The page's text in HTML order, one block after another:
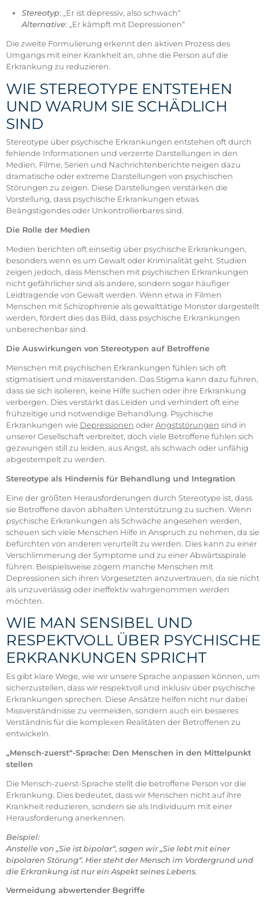
Stereotyp: „Er ist depressiv, also schwach“
Alternative: „Er kämpft mit Depressionen“
Die zweite Formulierung erkennt den aktiven Prozess des
Umgangs mit einer Krankheit an, ohne die Person auf die
Erkrankung zu reduzieren.
WIE STEREOTYPE ENTSTEHEN
UND WARUM SIE SCHÄDLICH
SIND
Stereotype über psychische Erkrankungen entstehen oft durch
fehlende Informationen und verzerrte Darstellungen in den
Medien. Filme, Serien und Nachrichtenberichte neigen dazu
dramatische oder extreme Darstellungen von psychischen
Störungen zu zeigen. Diese Darstellungen verstärken die
Vorstellung, dass psychische Erkrankungen etwas
Beängstigendes oder Unkontrollierbares sind.
Die Rolle der Medien
Medien berichten oft einseitig über psychische Erkrankungen,
besonders wenn es um Gewalt oder Kriminalität geht. Studien
zeigen jedoch, dass Menschen mit psychischen Erkrankungen
nicht gefährlicher sind als andere, sondern sogar häufiger
Leidtragende von Gewalt werden. Wenn etwa in Filmen
Menschen mit Schizophrenie als gewalttätige Monster dargestellt
werden, fördert dies das Bild, dass psychische Erkrankungen
unberechenbar sind.
Die Auswirkungen von Stereotypen auf Betroffene
Menschen mit psychischen Erkrankungen fühlen sich oft
stigmatisiert und missverstanden. Das Stigma kann dazu führen,
dass sie sich isolieren, keine Hilfe suchen oder ihre Erkrankung
verbergen. Dies verstärkt das Leiden und verhindert oft eine
frühzeitige und notwendige Behandlung. Psychische
Erkrankungen wie Depressionen oderAngststörungen sind in
unserer Gesellschaft verbreitet, doch viele Betroffene fühlen sich
gezwungen still zu leiden, aus Angst, als schwach oder unfähig
abgestempelt zu werden.
Stereotype als Hindernis für Behandlung und Integration
Eine der größten Herausforderungen durch Stereotype ist, dass
sie Betroffene davon abhalten Unterstützung zu suchen. Wenn
psychische Erkrankungen als Schwäche angesehen werden,
scheuen sich viele Menschen Hilfe in Anspruch zu nehmen, da sie
befürchten von anderen verurteilt zu werden. Dies kann zu einer
Verschlimmerung der Symptome und zu einer Abwärtsspirale
führen. Beispielsweise zögern manche Menschen mit
Depressionen sich ihren Vorgesetzten anzuvertrauen, da sie nicht
als unzuverlässig oder ineffektiv wahrgenommen werden
möchten.
WIE MAN SENSIBEL UND
RESPEKTVOLL ÜBER PSYCHISCHE
ERKRANKUNGEN SPRICHT
Es gibt klare Wege, wie wir unsere Sprache anpassen können, um
sicherzustellen, dass wir respektvoll und inklusiv über psychische
Erkrankungen sprechen. Diese Ansätze helfen nicht nur dabei
Missverständnisse zu vermeiden, sondern auch ein besseres
Verständnis für die komplexen Realitäten der Betroffenen zu
entwickeln.
„Mensch-zuerst“-Sprache: Den Menschen in den Mittelpunkt
stellen
Die Mensch-zuerst-Sprache stellt die betroffene Person vor die
Erkrankung. Dies bedeutet, dass wir Menschen nicht auf ihre
Krankheit reduzieren, sondern sie als Individuum mit einer
Herausforderung anerkennen.
Beispiel:
Anstelle von „Sie ist bipolar“, sagen wir „Sie lebt mit einer
bipolaren Störung“. Hier steht der Mensch im Vordergrund und
die Erkrankung ist nur ein Aspekt seines Lebens.
Vermeidung abwertender Begriffe